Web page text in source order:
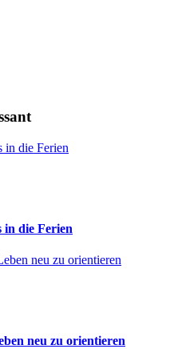
die Ferien
neu zu orientieren